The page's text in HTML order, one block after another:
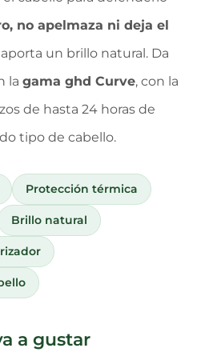
no apelmaza ni deja el
un brillo natural. Da
la gama ghd Curve, con la
de hasta 24 horas de
tipo de cabello.
Protección térmica
Brillo natural
a gustar